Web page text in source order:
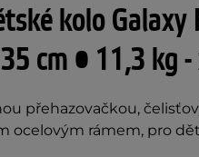
kolo
cm • 11,3 kg -
přehazovačkou,
ocelovým rámem, pro